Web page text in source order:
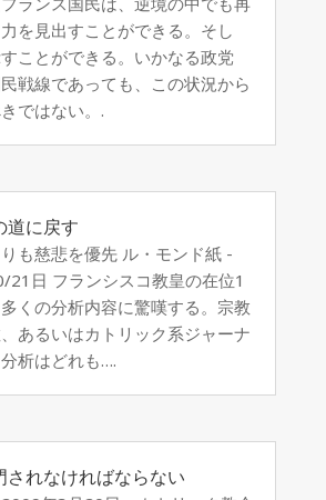
を見出すことができる。そし
ことができる。いかなる政党
戦線であっても、この状況から
ではない。.
道に戻す
も慈悲を優先 ル・モンド紙 -
21日 フランシスコ教皇の在位1
くの分析内容に驚嘆する。宗教
あるいはカトリック系ジャーナ
析はどれも….
されなければならない